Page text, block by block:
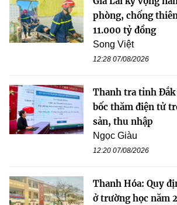
phòng, chống
11.000 tỷ đồng
Song Việt
12:28 07/08/2026
Thanh tra tỉnh Đắk
bốc thăm điện tử
sản, thu nhập
Ngọc Giàu
12:20 07/08/2026
Thanh Hóa: Quy
ở trường học năm